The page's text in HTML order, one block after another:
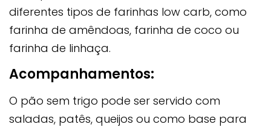
diferentes tipos de farinhas low carb, como
farinha de amêndoas, farinha de coco ou
farinha de linhaça.
Acompanhamentos:
O pão sem trigo pode ser servido com
saladas, patês, queijos ou como base para